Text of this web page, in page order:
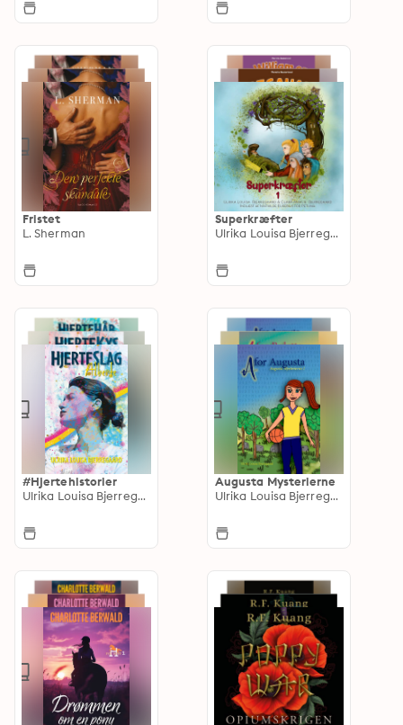
Fristet
L. Sherman
Superkræfter
Ulrika Louisa Bjerregaard
#Hjertehistorier
Ulrika Louisa Bjerregaard
Augusta Mysterierne
Ulrika Louisa Bjerregaard